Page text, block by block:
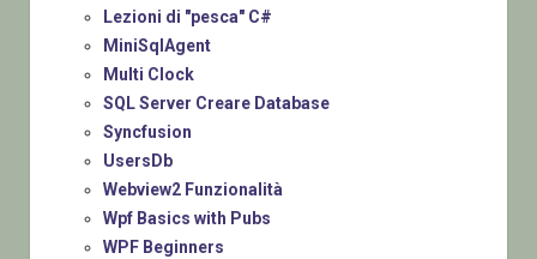
Lezioni di "pesca" C#
MiniSqlAgent
Multi Clock
SQL Server Creare Database
Syncfusion
UsersDb
Webview2 Funzionalità
Wpf Basics with Pubs
WPF Beginners